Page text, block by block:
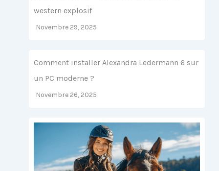
western explosif
Novembre 29, 2025
Comment installer Alexandra Ledermann 6 sur
un PC moderne ?
Novembre 26, 2025